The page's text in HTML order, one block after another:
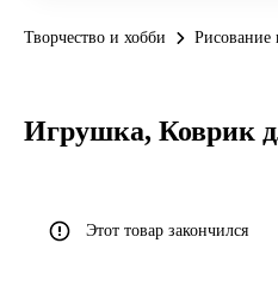
Творчество и хобби Рисование
Игрушка, Коврик
Этот товар закончился